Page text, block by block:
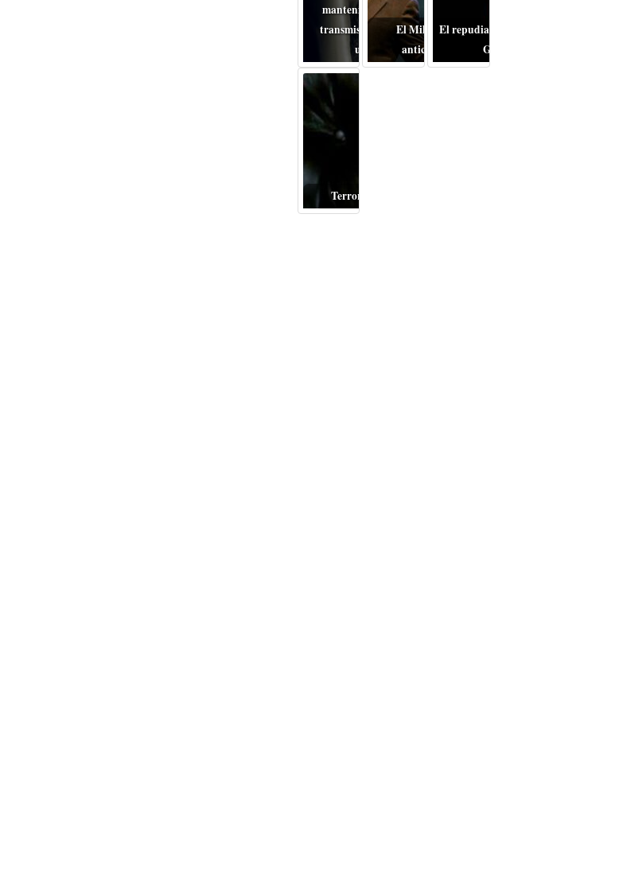
mantenimiento de la
transmisión en coches
usados
El Miloš Forman
anticomunista
El repudiable drama de la
Guerra
Terror del bueno